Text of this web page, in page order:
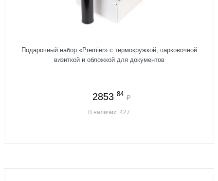
Подарочный набор «Premier» с термокружкой, парковочной
визиткой и обложкой для документов
2853 84 ₽
В наличии: 427